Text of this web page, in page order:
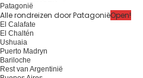
Patagonië
Alle rondreizen door PatagoniëOpen!
El Calafate
El Chaltén
Ushuaia
Puerto Madryn
Bariloche
Rest van Argentinië